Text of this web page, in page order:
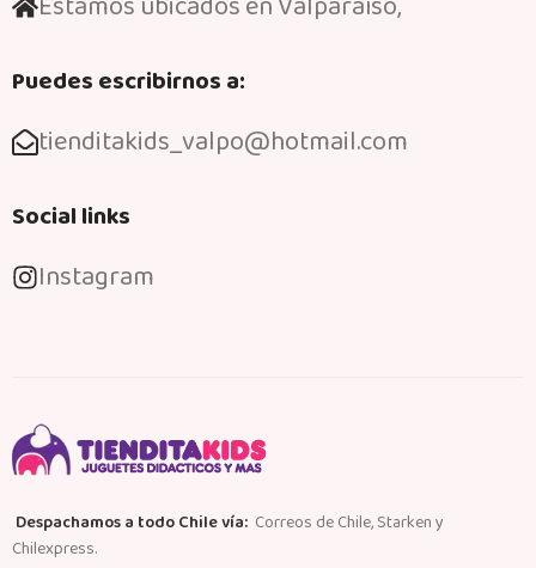
Puedes escribirnos a:
tienditakids_valpo@hotmail.com
Social links
Instagram
Despachamos a todo Chile vía: Correos de Chile, Starken y
Chilexpress.